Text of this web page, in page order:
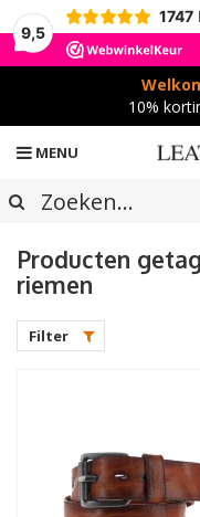
9,5
1747
10%
MENU
Producten
riemen
Filter